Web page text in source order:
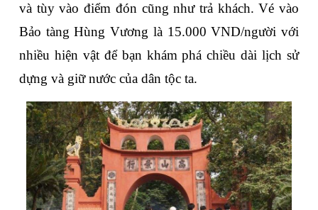
và tùy vào điểm đón cũng như trả khách. Vé vào
Bảo tàng Hùng Vương là 15.000 VND/người với
nhiều hiện vật để bạn khám phá chiều dài lịch sử
dựng và giữ nước của dân tộc ta.